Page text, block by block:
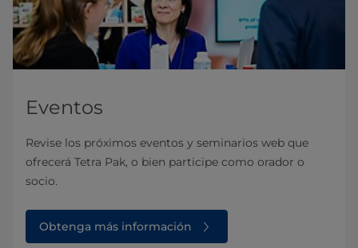
Eventos
Revise los próximos eventos y seminarios web que
ofrecerá Tetra Pak, o bien participe como orador o
socio.
Obtenga más información